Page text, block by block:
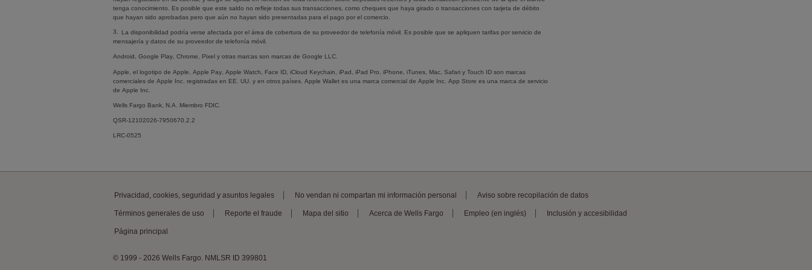
tenga conocimiento. Es posible que este saldo no refleje todas sus transacciones, como cheques que haya girado o transacciones con tarjeta de débito
que hayan sido aprobadas pero que aún no hayan sido presentadas para el pago por el comercio.
3.
La disponibilidad podría verse afectada por el área de cobertura de su proveedor de telefonía móvil. Es posible que se apliquen tarifas por servicio de
mensajería y datos de su proveedor de telefonía móvil.
Android, Google Play, Chrome, Pixel y otras marcas son marcas de Google LLC.
Apple , el logotipo de Apple Apple Pay Apple Watch Face ID iCloud Keychain iPad iPad Pro iPhone iTunes Mac Safari y Touch ID son marcas
comerciales de Apple Inc . registradas en EE. UU. y en otros países. Apple Wallet es una marca comercial de Apple Inc App Store es una marca de servicio
de Apple Inc
Wells Fargo Bank, N.A. Miembro FDIC
QSR-12102026-7950670.2.2
LRC-0525
Privacidad, cookies, seguridad y asuntos legales No vendan ni compartan mi información personal Aviso sobre recopilación de datos
Términos generales de uso Reporte el fraude Mapa del sitio Acerca de Wells Fargo Empleo (en inglés) Inclusión y accesibilidad
Página principal
© 1999 - 2026 Wells Fargo. NMLSR ID 399801